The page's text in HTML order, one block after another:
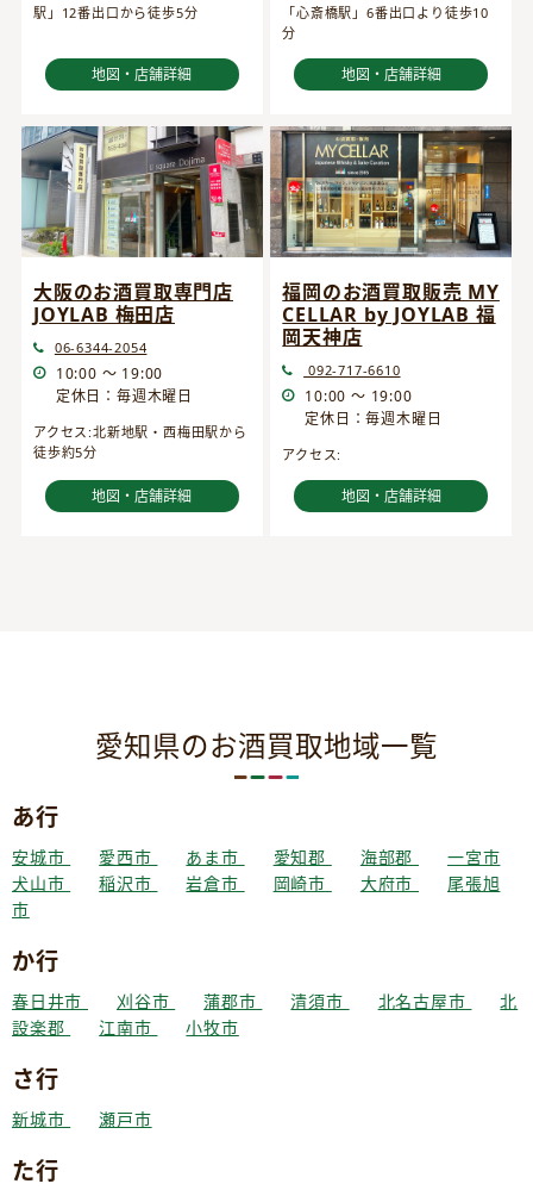
駅」12番出口から徒歩5分
地図・店舗詳細
「心斎橋駅」6番出口より徒歩10
分
地図・店舗詳細
大阪のお酒買取専門店
JOYLAB 梅田店
06-6344-2054
10:00 ～ 19:00
定休日：毎週木曜日
アクセス:北新地駅・西梅田駅から
徒歩約5分
地図・店舗詳細
福岡のお酒買取販売 MY
CELLAR by JOYLAB 福
岡天神店
092-717-6610
10:00 ～ 19:00
定休日：毎週木曜日
アクセス:
地図・店舗詳細
愛知県のお酒買取地域一覧
あ行
安城市 愛西市 あま市 愛知郡 海部郡
一宮市
犬山市
稲沢市 岩倉市 岡崎市 大府市
尾張旭
市
か行
春日井市 刈谷市 蒲郡市 清須市 北名古屋市
北
設楽郡
江南市 小牧市
さ行
新城市 瀬戸市
た行